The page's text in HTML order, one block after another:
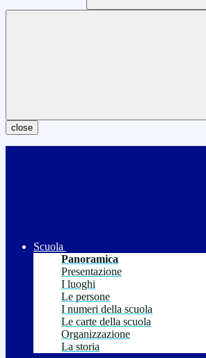
close
Scuola
Panoramica
Presentazione
I luoghi
Le persone
I numeri della scuola
Le carte della scuola
Organizzazione
La storia